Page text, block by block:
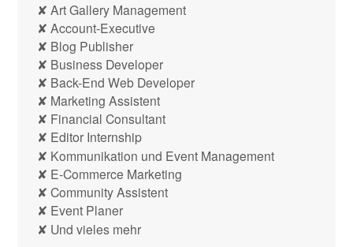
✘ Art Gallery Management
✘ Account-Executive
✘ Blog Publisher
✘ Business Developer
✘ Back-End Web Developer
✘ Marketing Assistent
✘ Financial Consultant
✘ Editor Internship
✘ Kommunikation und Event Management
✘ E-Commerce Marketing
✘ Community Assistent
✘ Event Planer
✘ Und vieles mehr